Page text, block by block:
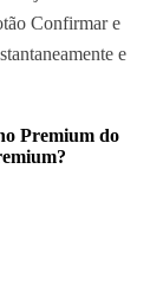
Confirmar e
e
Premium do